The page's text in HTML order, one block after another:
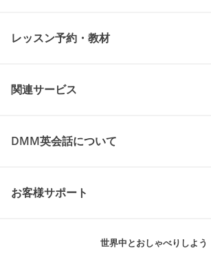
レッスン予約・教材
関連サービス
DMM英会話について
お客様サポート
世界中とおしゃべりしよう